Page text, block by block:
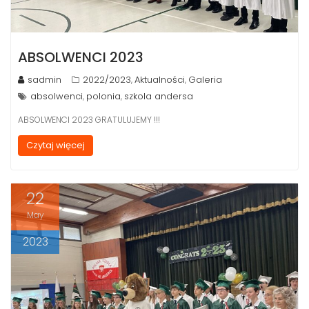
ABSOLWENCI 2023
sadmin 2022/2023,Aktualności, Galeria
absolwenci, polonia, szkola andersa
ABSOLWENCI 2023 GRATULUJEMY !!!
Czytaj więcej
22
May
2023